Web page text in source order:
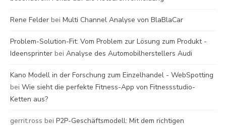
Rene Felder bei Multi Channel Analyse von BlaBlaCar
Problem-Solution-Fit: Vom Problem zur Lösung zum Produkt -
Ideensprinter bei Analyse des Automobilherstellers Audi
Kano Modell in der Forschung zum Einzelhandel - WebSpotting
bei Wie sieht die perfekte Fitness-App von Fitnessstudio-
Ketten aus?
gerrit.ross bei P2P-Geschäftsmodell: Mit dem richtigen